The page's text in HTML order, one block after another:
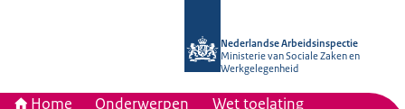
Nederlandse Arbeidsinspectie
Ministerie van Sociale Zaken en
Werkgelegenheid
Home Onderwerpen
Wet toelating